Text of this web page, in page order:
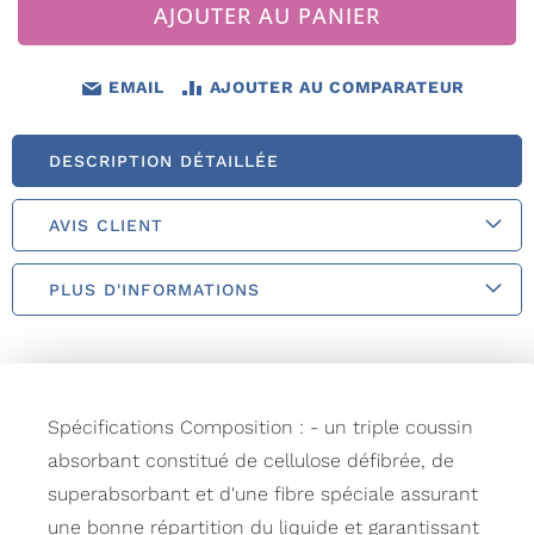
AJOUTER AU PANIER
EMAIL AJOUTER AU COMPARATEUR
DESCRIPTION DÉTAILLÉE
AVIS CLIENT
PLUS D'INFORMATIONS
Spécifications Composition : - un triple coussin
absorbant constitué de cellulose défibrée, de
superabsorbant et d'une fibre spéciale assurant
une bonne répartition du liquide et garantissant